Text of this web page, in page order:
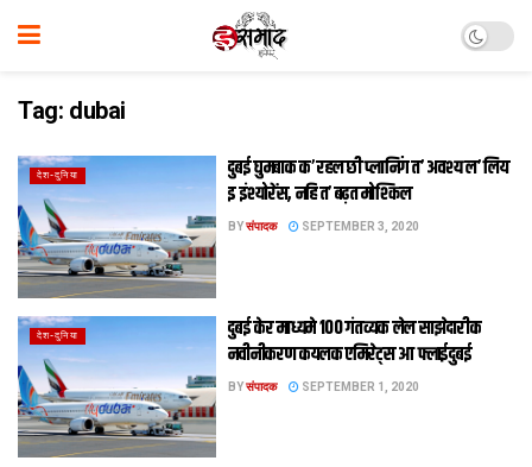
Tag: dubai
देश-दुनिया
दुबई घुमबाक क’ रहल छी प्लानिंग त’ अवश्य ल’ लिय
इ इंश्योरेंस, नहि त’ बढ़त मोश्किल
BYसंपादक SEPTEMBER 3, 2020
देश-दुनिया
दुबई केर माध्यमे 100 गंतव्यक लेल साझेदारीक
नवीनीकरण कयलक एमिरेट्स आ फ्लाईदुबई
BYसंपादक SEPTEMBER 1, 2020